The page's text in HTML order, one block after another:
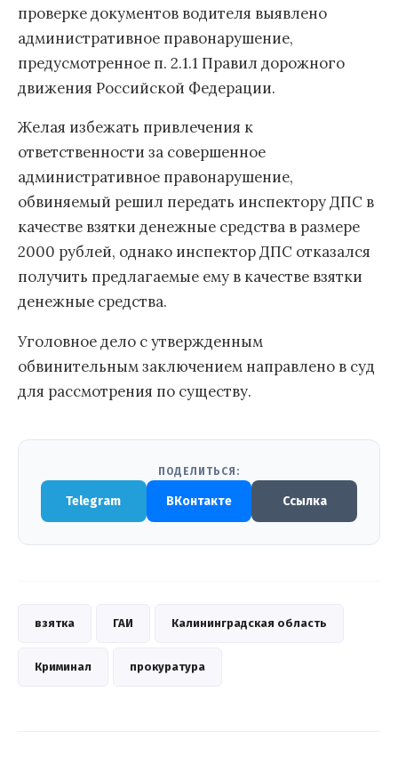
проверке документов водителя выявлено
административное правонарушение,
предусмотренное п. 2.1.1 Правил дорожного
движения Российской Федерации.
Желая избежать привлечения к
ответственности за совершенное
административное правонарушение,
обвиняемый решил передать инспектору ДПС в
качестве взятки денежные средства в размере
2000 рублей, однако инспектор ДПС отказался
получить предлагаемые ему в качестве взятки
денежные средства.
Уголовное дело с утвержденным
обвинительным заключением направлено в суд
для рассмотрения по существу.
ПОДЕЛИТЬСЯ:
Telegram ВКонтакте Ссылка
взятка ГАИ Калининградская область
Криминал прокуратура